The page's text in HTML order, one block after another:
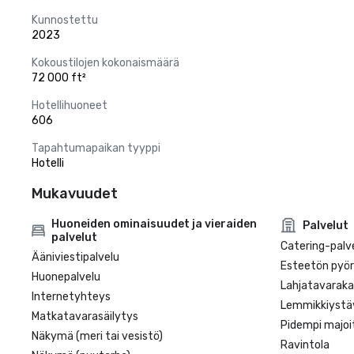
Kunnostettu
2023
Kokoustilojen kokonaismäärä
72 000 ft²
Hotellihuoneet
606
Tapahtumapaikan tyyppi
Hotelli
Mukavuudet
Huoneiden ominaisuudet ja vieraiden
palvelut
Ääniviestipalvelu
Huonepalvelu
Internetyhteys
Matkatavarasäilytys
Näkymä (meri tai vesistö)
Palvelut
Catering-
Esteetön
Pidempi
Ravintola